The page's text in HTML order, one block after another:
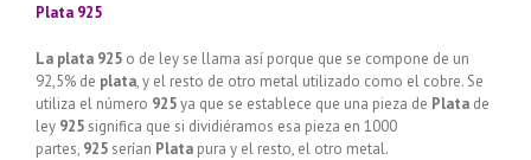
Plata 925
La plata 925 o de ley se llama así porque que se compone de un
92,5% de plata, y el resto de otro metal utilizado como el cobre. Se
utiliza el número 925ya que se establece que una pieza de Plata de
ley 925 significa que si dividiéramos esa pieza en 1000
partes, 925 serían Plata pura y el resto, el otro metal.